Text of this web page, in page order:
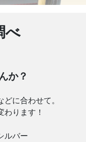
べ
か？
に合わせて。
ります！
ルバー